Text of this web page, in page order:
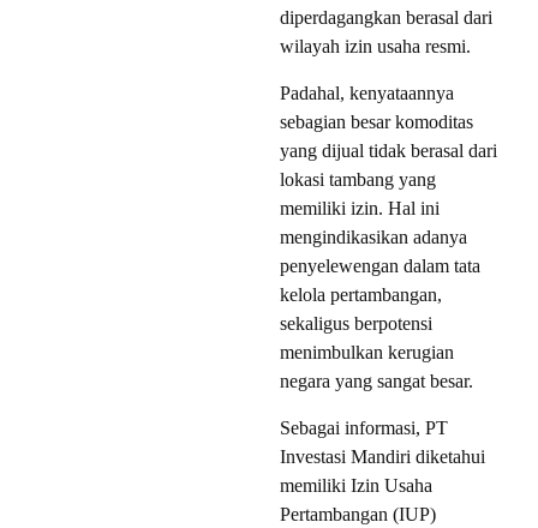
diperdagangkan berasal dari
wilayah izin usaha resmi.
Padahal, kenyataannya
sebagian besar komoditas
yang dijual tidak berasal dari
lokasi tambang yang
memiliki izin. Hal ini
mengindikasikan adanya
penyelewengan dalam tata
kelola pertambangan,
sekaligus berpotensi
menimbulkan kerugian
negara yang sangat besar.
Sebagai informasi, PT
Investasi Mandiri diketahui
memiliki Izin Usaha
Pertambangan (IUP)